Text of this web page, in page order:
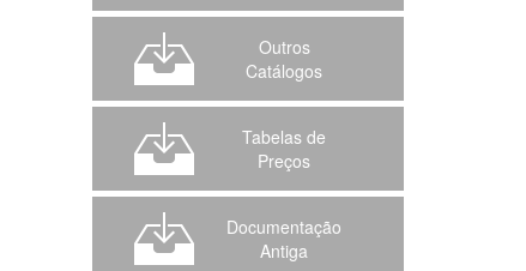
Outros
Catálogos
Tabelas de
Preços
Documentação
Antiga